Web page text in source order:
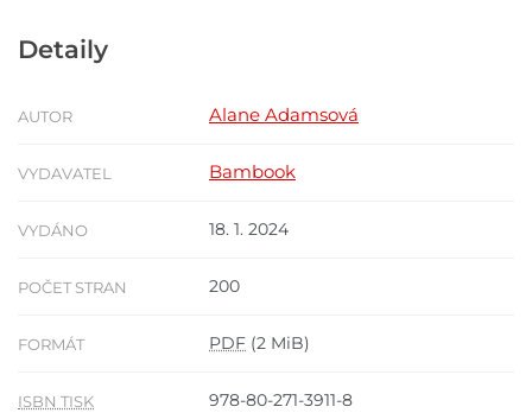
Detaily
AUTOR Alane Adamsová
VYDAVATEL Bambook
VYDÁNO 18. 1. 2024
POČET STRAN 200
FORMÁT PDF (2 MiB)
ISBN TISK 978-80-271-3911-8